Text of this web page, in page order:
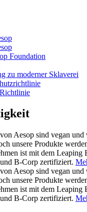
Foundation
zu moderner Sklaverei
Aesop sind vegan und
unsere Produkte
ist mit dem Leaping
B-Corp zertifiziert.
Aesop sind vegan und
unsere Produkte
ist mit dem Leaping
B-Corp zertifiziert.